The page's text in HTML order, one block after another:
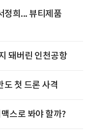
정희... 뷰티제품
돼버린 인천공항
도 첫 드론 사격
스로 봐야 할까?